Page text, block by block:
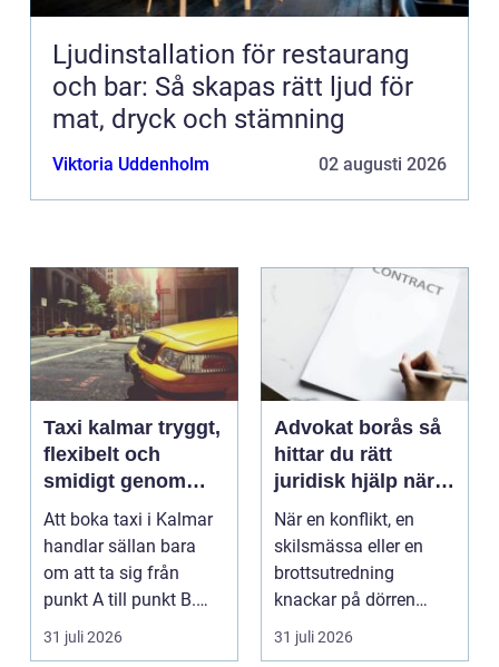
Ljudinstallation för restaurang
och bar: Så skapas rätt ljud för
mat, dryck och stämning
Viktoria Uddenholm 02 augusti 2026
Taxi kalmar tryggt,
flexibelt och
smidigt genom
hela resan
Att boka taxi i Kalmar
handlar sällan bara
om att ta sig från
punkt A till punkt B.
För många är res...
31 juli 2026
Advokat borås så
hittar du rätt
juridisk hjälp när
livet krånglar
När en konflikt, en
skilsmässa eller en
brottsutredning
knackar på dörren
förändras vardagen
snabbt....
31 juli 2026